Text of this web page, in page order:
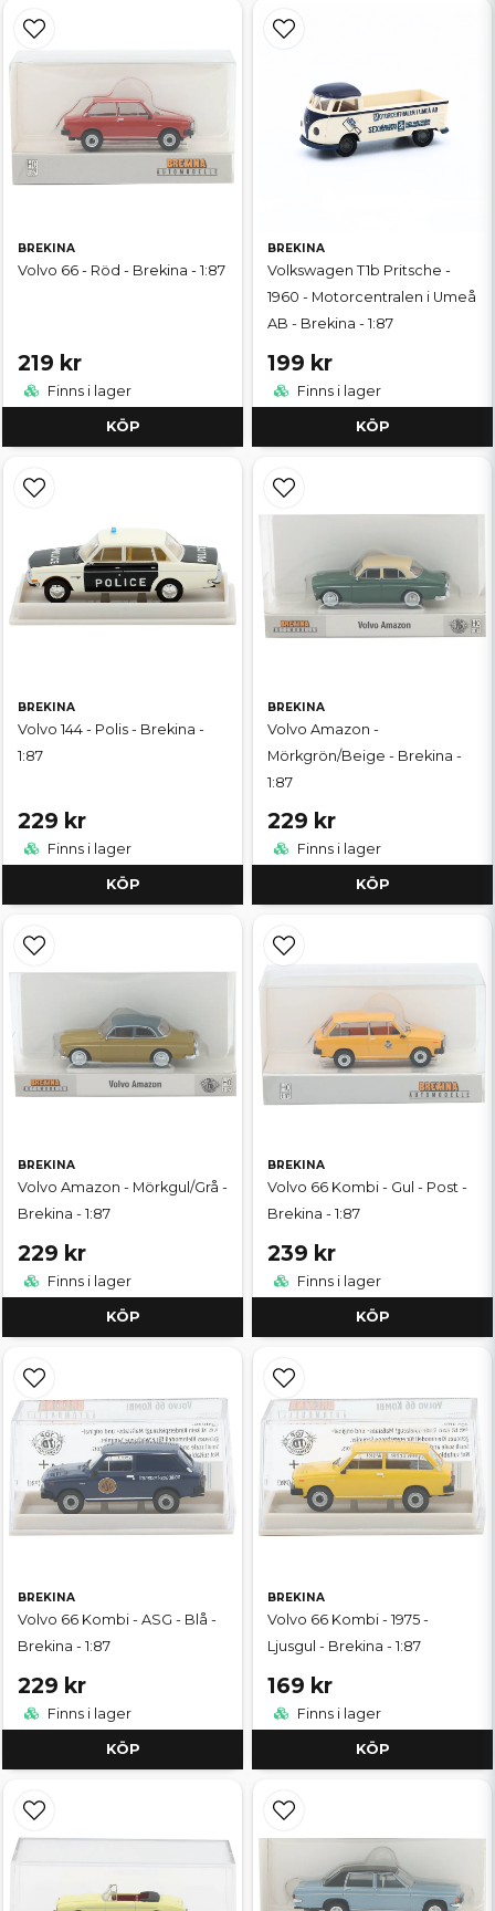
BREKINA
Volvo 66 - Röd - Brekina - 1:87
219 kr
Finns i lager
KÖP
BREKINA
Volkswagen T1b Pritsche -
1960 - Motorcentralen i Umeå
AB - Brekina - 1:87
199 kr
Finns i lager
KÖP
BREKINA
Volvo 144 - Polis - Brekina -
1:87
229 kr
Finns i lager
KÖP
BREKINA
Volvo Amazon -
Mörkgrön/Beige - Brekina -
1:87
229 kr
Finns i lager
KÖP
BREKINA
Volvo Amazon - Mörkgul/Grå -
Brekina - 1:87
229 kr
Finns i lager
KÖP
BREKINA
Volvo 66 Kombi - Gul - Post -
Brekina - 1:87
239 kr
Finns i lager
KÖP
BREKINA
Volvo 66 Kombi - ASG - Blå -
Brekina - 1:87
229 kr
Finns i lager
KÖP
BREKINA
Volvo 66 Kombi - 1975 -
Ljusgul - Brekina - 1:87
169 kr
Finns i lager
KÖP